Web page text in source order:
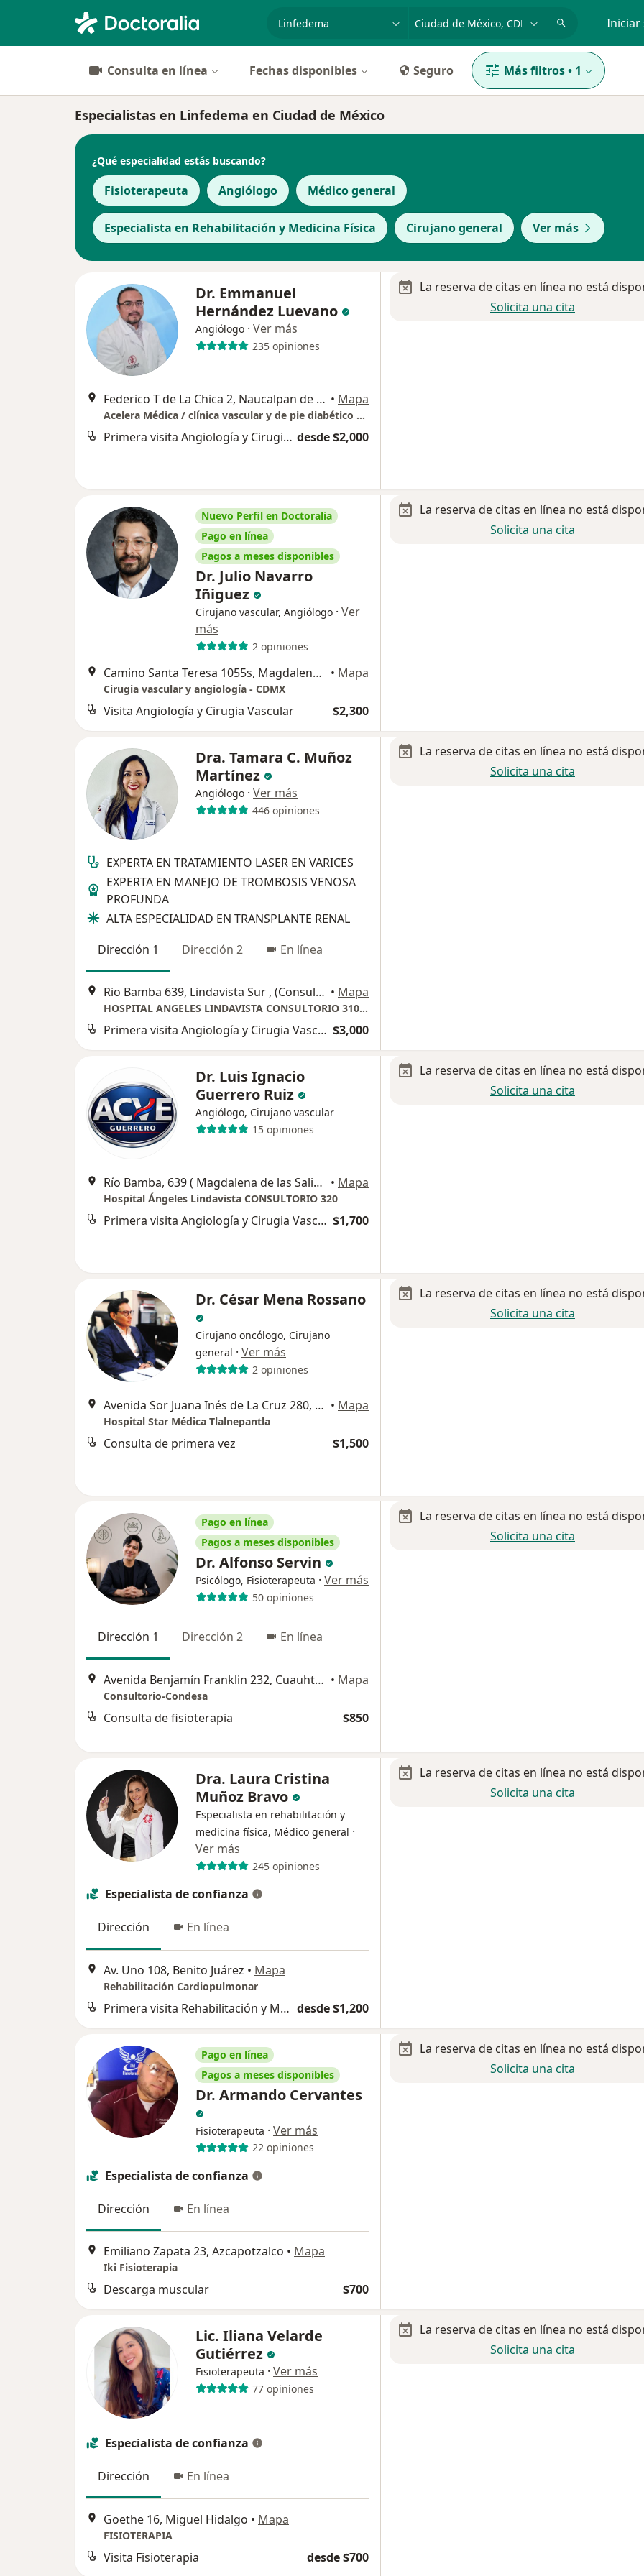
p. ej. Guadalajara Iniciar
Consulta en línea Fechas disponibles Seguro Más filtros• 1
Especialistas en Linfedema en Ciudad de México
¿Qué especialidad estás buscando?
Fisioterapeuta Angiólogo Médico general
Especialista en Rehabilitación y Medicina Física Cirujano general Ver más
Dr. Emmanuel
Hernández Luevano
Angiólogo · Ver más
235 opiniones
Federico T de La Chica 2, Naucalpan de Juárez • Mapa
Acelera Médica / clínica vascular y de pie diabético Satélite.
Primera visita Angiología y Cirugia Vascular desde $2,000
La reserva de citas en línea no está
Solicita una cita
Nuevo Perfil en Doctoralia
Pago en línea
Pagos a meses disponibles
Dr. Julio Navarro
Iñiguez
Cirujano vascular, Angiólogo · Ver
más
2 opiniones
Camino Santa Teresa 1055s, Magdalena Contreras • Mapa
Cirugia vascular y angiología - CDMX
Visita Angiología y Cirugia Vascular $2,300
La reserva de citas en línea no está
Solicita una cita
Dra. Tamara C. Muñoz
Martínez
Angiólogo · Ver más
446 opiniones
EXPERTA EN TRATAMIENTO LASER EN VARICES
EXPERTA EN MANEJO DE TROMBOSIS VENOSA
PROFUNDA
ALTA ESPECIALIDAD EN TRANSPLANTE RENAL
Dirección 1
Dirección 2 En línea
Rio Bamba 639, Lindavista Sur , (Consultorio 310), Gustavo A Madero • Mapa
HOSPITAL ANGELES LINDAVISTA CONSULTORIO 310, CLINICA VASCULAR, LASER EN VARICES
Primera visita Angiología y Cirugia Vascular $3,000
La reserva de citas en línea no está
Solicita una cita
Dr. Luis Ignacio
Guerrero Ruiz
Angiólogo, Cirujano vascular
15 opiniones
Río Bamba, 639 ( Magdalena de las Salinas), Gustavo A Madero • Mapa
Hospital Ángeles Lindavista CONSULTORIO 320
Primera visita Angiología y Cirugia Vascular $1,700
La reserva de citas en línea no está
Solicita una cita
Dr. César Mena Rossano
Cirujano oncólogo, Cirujano
general · Ver más
2 opiniones
Avenida Sor Juana Inés de La Cruz 280, Tlalnepantla de Baz • Mapa
Hospital Star Médica Tlalnepantla
Consulta de primera vez $1,500
La reserva de citas en línea no está
Solicita una cita
Pago en línea
Pagos a meses disponibles
Dr. Alfonso Servin
Psicólogo, Fisioterapeuta · Ver más
50 opiniones
Dirección 1 Dirección 2 En línea
Avenida Benjamín Franklin 232, Cuauhtémoc • Mapa
Consultorio-Condesa
Consulta de fisioterapia $850
La reserva de citas en línea no está
Solicita una cita
Dra. Laura Cristina
Muñoz Bravo
Especialista en rehabilitación y
medicina física, Médico general ·
Ver más
245 opiniones
Especialista de confianza
Dirección En línea
Av. Uno 108, Benito Juárez • Mapa
Rehabilitación Cardiopulmonar
Primera visita Rehabilitación y Medicina Física desde $1,200
La reserva de citas en línea no está
Solicita una cita
Pago en línea
Pagos a meses disponibles
Dr. Armando Cervantes
Fisioterapeuta · Ver más
22 opiniones
Especialista de confianza
Dirección En línea
Emiliano Zapata 23, Azcapotzalco • Mapa
Iki Fisioterapia
Descarga muscular $700
La reserva de citas en línea no está
Solicita una cita
Lic. Iliana Velarde
Gutiérrez
Fisioterapeuta · Ver más
77 opiniones
Especialista de confianza
Dirección En línea
Goethe 16, Miguel Hidalgo • Mapa
FISIOTERAPIA
Visita Fisioterapia desde $700
La reserva de citas en línea no está
Solicita una cita